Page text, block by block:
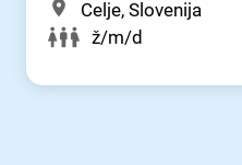
Celje, Slovenija
ž/m/d